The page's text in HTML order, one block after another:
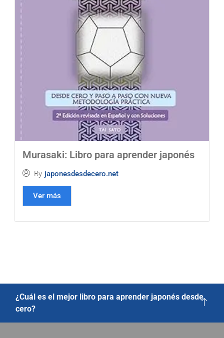
Murasaki: Libro para aprender japonés
By japonesdesdecero.net
Ver más
¿Cuál es el mejor libro para aprender japonés desde
cero?